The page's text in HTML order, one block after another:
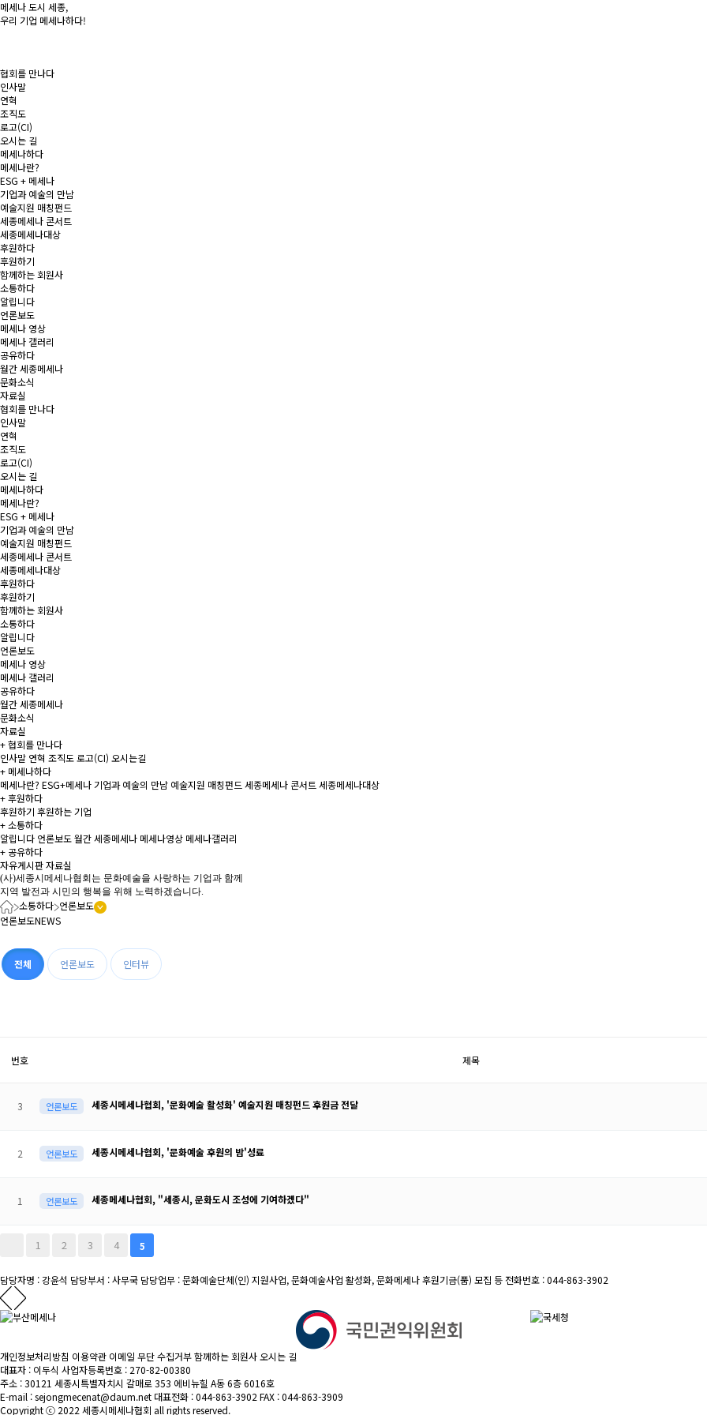
메세나 도시 세종,
우리 기업 메세나하다!
협회를 만나다
인사말
연혁
조직도
로고(CI)
오시는 길
메세나하다
메세나란?
ESG + 메세나
기업과 예술의 만남
예술지원 매칭펀드
세종메세나 콘서트
세종메세나대상
후원하다
후원하기
함께하는 회원사
소통하다
알립니다
언론보도
메세나 영상
메세나 갤러리
공유하다
월간 세종메세나
문화소식
자료실
협회를 만나다
인사말
연혁
조직도
로고(CI)
오시는 길
메세나하다
메세나란?
ESG + 메세나
기업과 예술의 만남
예술지원 매칭펀드
세종메세나 콘서트
세종메세나대상
후원하다
후원하기
함께하는 회원사
소통하다
알립니다
언론보도
메세나 영상
메세나 갤러리
공유하다
월간 세종메세나
문화소식
자료실
+협회를 만나다
인사말 연혁 조직도로고(CI) 오시는길
+ 메세나하다
메세나란? ESG+메세나기업과 예술의 만남 예술지원 매칭펀드 세종메세나 콘서트 세종메세나대상
+후원하다
후원하기 후원하는 기업
+소통하다
알립니다 언론보도월간 세종메세나 메세나영상 메세나갤러리
+ 공유하다
자유게시판자료실
(사)세종시메세나협회는 문화예술을 사랑하는 기업과 함께
지역 발전과 시민의 행복을 위해 노력하겠습니다.
소통하다 언론보도
언론보도NEWS
전체 언론보도 인터뷰
번호 제목
3 언론보도 세종시메세나협회, '문화예술 활성화' 예술지원 매칭펀드 후원금 전달
2 언론보도 세종시메세나협회, '문화예술 후원의 밤'성료
1 언론보도 세종메세나협회, "세종시, 문화도시 조성에 기여하겠다"
1 2 3 4 5
담당자명 : 강윤석 담당부서 : 사무국 담당업무 : 문화예술단체(인) 지원사업, 문화예술사업 활성화, 문화메세나 후원기금(품) 모집 등 전화번호 : 044-863-3902
개인정보처리방침 이용약관 이메일 무단 수집거부함께하는 회원사오시는 길
대표자 : 이두식 사업자등록번호 : 270-82-00380
주소 : 30121 세종시특별자치시 갈매로 353 에비뉴힐 A동 6층 6016호
E-mail : sejongmecenat@daum.net 대표전화 : 044-863-3902 FAX : 044-863-3909
Copyright ⓒ 2022 세종시메세나협회 all rights reserved.